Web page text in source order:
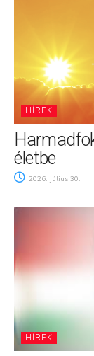
HÍREK
életbe
2026. július 30.
HÍREK